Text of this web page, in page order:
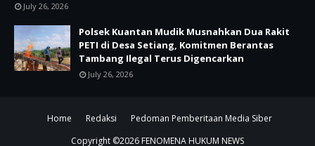
July 26, 2026
Polsek Kuantan Mudik Musnahkan Dua Rakit
PETI di Desa Setiang, Komitmen Berantas
Tambang Ilegal Terus Digencarkan
July 26, 2026
Home Redaksi
Pedoman Pemberitaan Media Siber
Copyright ©2026 FENOMENA HUKUM NEWS